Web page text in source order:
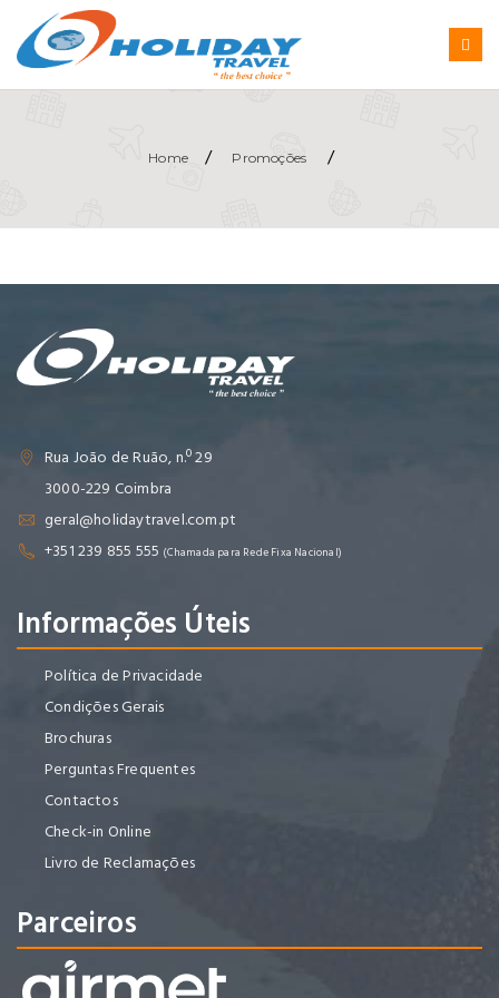
Home / Promoções /
Rua João de Ruão, n.º 29
3000-229 Coimbra
geral@holidaytravel.com.pt
+351 239 855 555 (Chamada para Rede Fixa Nacional)
Informações Úteis
Política de Privacidade
Condições Gerais
Brochuras
Perguntas Frequentes
Contactos
Check-in Online
Livro de Reclamações
Parceiros